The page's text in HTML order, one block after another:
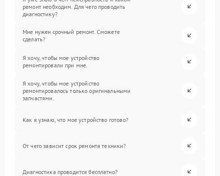
ремонт необходим. Для чего проводить
диагностику?
Мне нужен срочный ремонт. Сможете
сделать?
Я хочу, чтобы мое устройство
ремонтировали при мне.
Я хочу, чтобы мое устройство
ремонтировалось только оригинальными
запчастями.
Как я узнаю, что мое устройство готово?
От чего зависит срок ремонта техники?
Диагностика проводится бесплатно?